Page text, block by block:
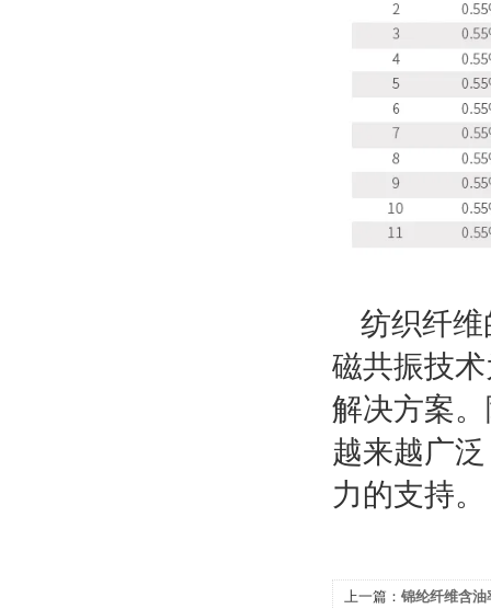
纺织纤
磁共振技
解决方案
越来越广
力的支持。
上一篇： 锦纶纤维含油